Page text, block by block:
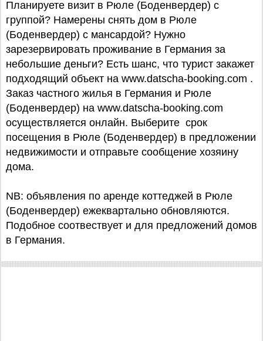
Планируете визит в Рюле (Боденвердер) с
группой? Намерены снять дом в Рюле
(Боденвердер) с мансардой? Нужно
зарезервировать проживание в Германия за
небольшие деньги? Есть шанс, что турист закажет
подходящий объект на www.datscha-booking.com .
Заказ частного жилья в Германия и Рюле
(Боденвердер) на www.datscha-booking.com
осуществляется онлайн. Выберите срок
посещения в Рюле (Боденвердер) в предложении
недвижимости и отправьте сообщение хозяину
дома.
NB: объявления по аренде коттеджей в Рюле
(Боденвердер) ежеквартально обновляются.
Подобное соотвествует и для предложений домов
в Германия.